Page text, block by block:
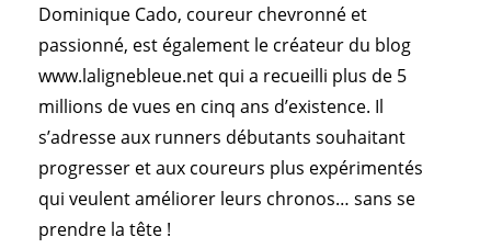
Dominique Cado, coureur chevronné et
passionné, est également le créateur du blog
www.lalignebleue.net qui a recueilli plus de 5
millions de vues en cinq ans d’existence. Il
s’adresse aux runners débutants souhaitant
progresser et aux coureurs plus expérimentés
qui veulent améliorer leurs chronos… sans se
prendre la tête !